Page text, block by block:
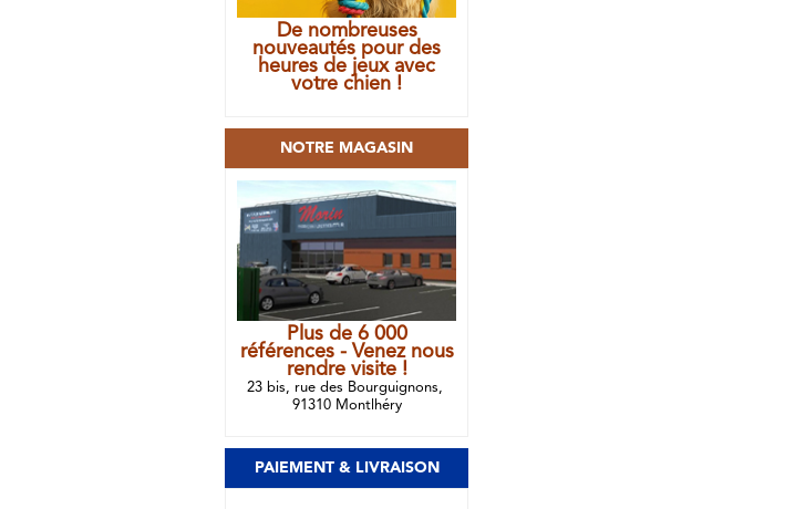
De nombreuses
nouveautés pour des
heures de jeux avec
votre chien !
NOTRE MAGASIN
Plus de 6 000
références - Venez nous
rendre visite !
23 bis, rue des Bourguignons,
91310 Montlhéry
PAIEMENT & LIVRAISON